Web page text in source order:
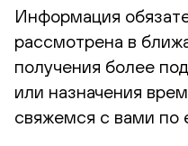
Информация
рассмотрена в
получения более
или назначения
свяжемся с вами по